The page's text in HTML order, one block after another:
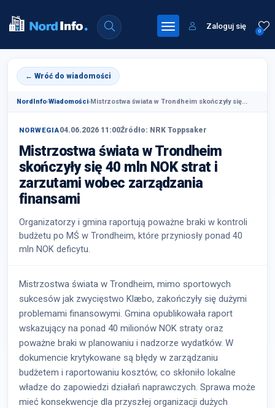
0
Zaloguj się
← Wróć do wiadomości
NordInfo›Wiadomości›Mistrzostwa świata w Trondheim skończyły się...
NORWEGIA04.06.2026 11:00Źródło: NRK Toppsaker
Mistrzostwa świata w Trondheim
skończyły się 40 mln NOK strat i
zarzutami wobec zarządzania
finansami
Organizatorzy i gmina raportują poważne braki w kontroli
budżetu po MŚ w Trondheim, które przyniosły ponad 40
mln NOK deficytu.
Mistrzostwa świata w Trondheim, mimo sportowych
sukcesów jak zwycięstwo Klæbo, zakończyły się dużymi
problemami finansowymi. Gmina opublikowała raport
wskazujący na ponad 40 milionów NOK straty oraz
poważne braki w planowaniu i nadzorze wydatków. W
dokumencie krytykowane są błędy w zarządzaniu
budżetem i raportowaniu kosztów, co skłoniło lokalne
władze do zapowiedzi działań naprawczych. Sprawa może
mieć konsekwencje dla przyszłej organizacji dużych